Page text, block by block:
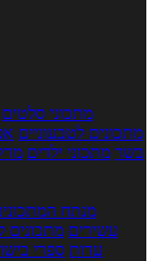
מתכוני סלטים
מתכונים לטבעוניים
בשר מתכוני ילדים
מנתח
עשירים מתכונים
עדות ספרי